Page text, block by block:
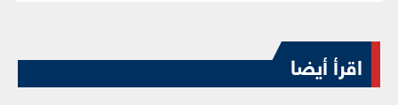
اقرأ أيضا